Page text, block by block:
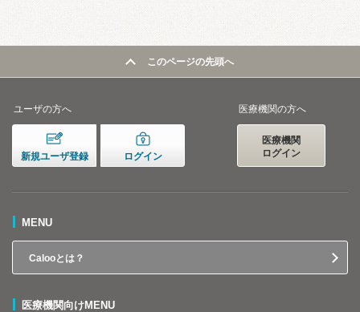
このページの先頭へ
ユーザの方へ
新規ユーザ登録 ログイン
医療機関の方へ
医療機関
ログイン
MENU
Calooとは？
医療機関向けMENU